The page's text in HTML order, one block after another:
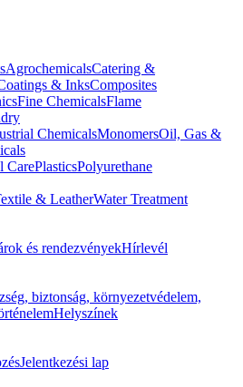
AgrochemicalsCatering &
& InksComposites
Fine ChemicalsFlame
ChemicalsMonomersOil, Gas &
CarePlasticsPolyurethane
& LeatherWater Treatment
és rendezvényekHírlevél
biztonság, környezetvédelem,
Helyszínek
Jelentkezési lap